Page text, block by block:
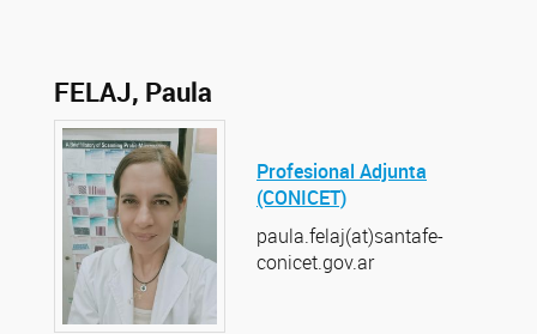
FELAJ, Paula
Profesional Adjunta
(CONICET)
paula.felaj(at)santafe-
conicet.gov.ar